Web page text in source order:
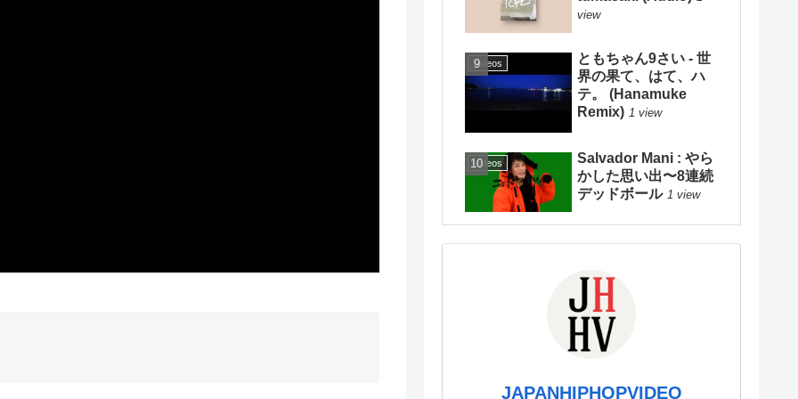
view
Videos
ともちゃん9さい - 世
界の果て、はて、ハ
テ。 (Hanamuke
Remix) 1 view
Videos
Salvador Mani : やら
かした思い出〜8連続
デッドボール 1 view
JAPANHIPHOPVIDEO